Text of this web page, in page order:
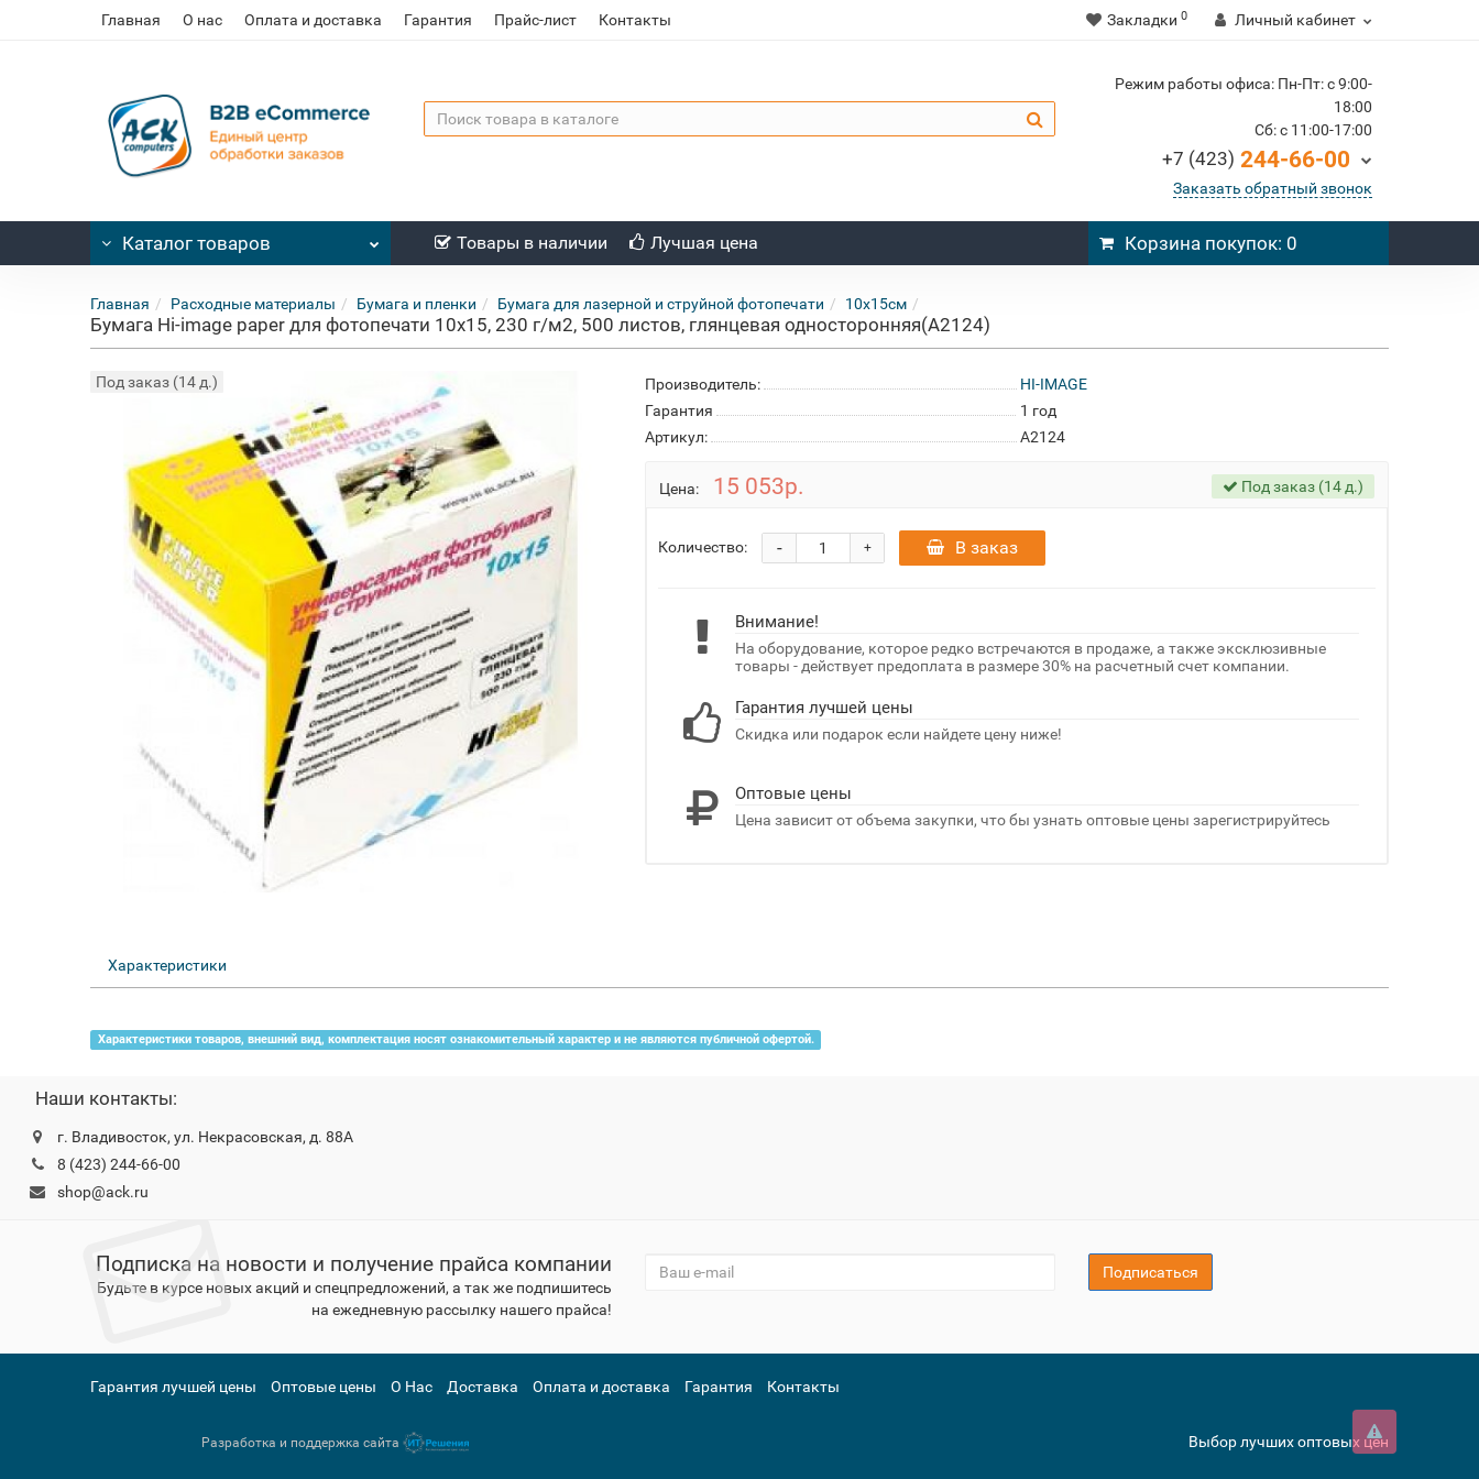
Главная О нас Оплата и доставка Гарантия Прайс-лист Контакты Закладки 0 Личный кабинет
Режим работы офиса: Пн-Пт: c 9:00-
18:00
Cб: c 11:00-17:00
+7 (423) 244-66-00
Заказать обратный звонок
Каталог товаров Товары в наличии Лучшая цена Корзина покупок: 0
Главная Расходные материалы Бумага и пленки Бумага для лазерной и струйной фотопечати 10x15см
Бумага Hi-image paper для фотопечати 10x15, 230 г/м2, 500 листов, глянцевая односторонняя(A2124)
Под заказ (14 д.) Производитель:
HI-IMAGE
Гарантия
1 год
Артикул:
A2124
Цена: 15 053р. Под заказ (14 д.)
Количество: +
- В заказ
Внимание!
На оборудование, которое редко встречаются в продаже, а также эксклюзивные
товары - действует предоплата в размере 30% на расчетный счет компании.
Гарантия лучшей цены
Скидка или подарок если найдете цену ниже!
Оптовые цены
Цена зависит от объема закупки, что бы узнать оптовые цены зарегистрируйтесь
Характеристики
Характеристики товаров, внешний вид, комплектация носят ознакомительный характер и не являются публичной офертой.
Наши контакты:
г. Владивосток, ул. Некрасовская, д. 88А
8 (423) 244-66-00
shop@ack.ru
Подписка на новости и получение прайса компании
Будьте в курсе новых акций и спецпредложений, а так же подпишитесь
на ежедневную рассылку нашего прайса!
Подписаться
Гарантия лучшей цены Оптовые цены О Нас Доставка Оплата и доставка Гарантия Контакты
Разработка и поддержка сайта Выбор лучших оптовых цен